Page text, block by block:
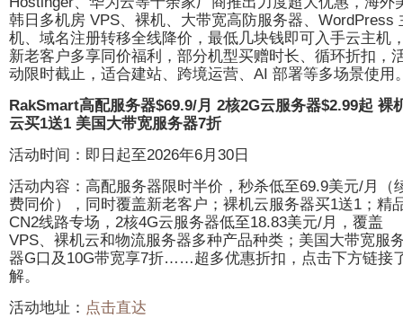
品
牌
云
服
务
器/
虚
拟
主
机
及
域
名
限
时
韩日多机房 VPS、裸机、大带宽高防服务器、WordPress
机、域名注册转移全线降价，最低几块钱即可入手云主机
新老客户多享同价福利，部分机型买赠时长、循环折扣，
动限时截止，适合建站、跨境运营、AI 部署等多场景使用
RakSmart高配服务器$69.9/月 2核2G云服务器$2.99起 裸
云买1送1 美国大带宽服务器7折
活动时间：即日起至2026年6月30日
活动内容：高配服务器限时半价，秒杀低至69.9美元/月（
费同价），同时覆盖新老客户；裸机云服务器买1送1；精
CN2线路专场，2核4G云服务器低至18.83美元/月，覆盖
VPS、裸机云和物流服务器多种产品种类；美国大带宽服
器G口及10G带宽享7折……超多优惠折扣，点击下方链接
解。
活动地址： 点击直达